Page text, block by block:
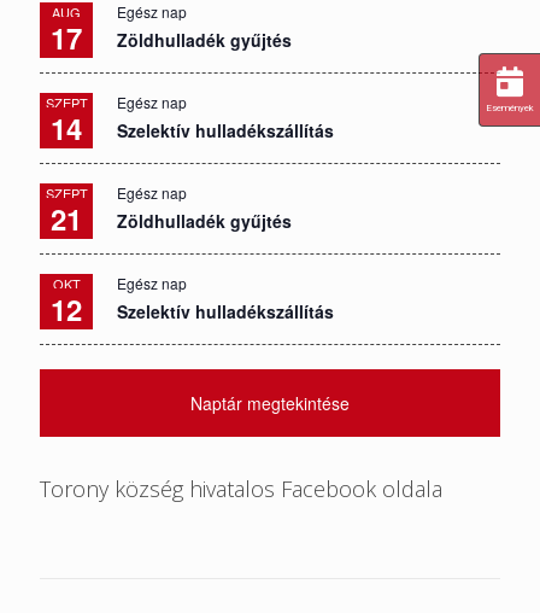
AUG
17
Egész nap
Zöldhulladék gyűjtés
SZEPT
14
Egész nap
Szelektív hulladékszállítás
SZEPT
21
Egész nap
Zöldhulladék gyűjtés
OKT
12
Egész nap
Szelektív hulladékszállítás
Naptár megtekintése
Torony község hivatalos Facebook oldala
Események